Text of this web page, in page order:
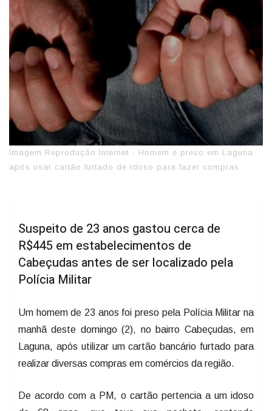
Imagem Reprodução Internet - Homem é preso em Laguna
após usar cartão furtado de idoso para fazer compras
Suspeito de 23 anos gastou cerca de
R$445 em estabelecimentos de
Cabeçudas antes de ser localizado pela
Polícia Militar
Um homem de 23 anos foi preso pela Polícia Militar na
manhã deste domingo (2), no bairro Cabeçudas, em
Laguna, após utilizar um cartão bancário furtado para
realizar diversas compras em comércios da região.
De acordo com a PM, o cartão pertencia a um idoso